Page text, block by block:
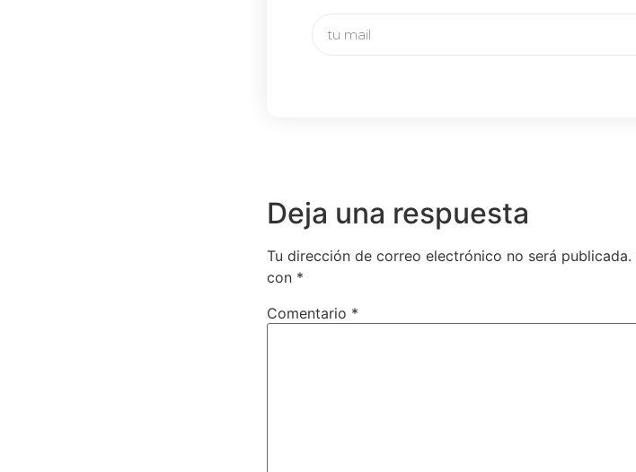
Deja una respuesta
Tu dirección de correo electrónico no será publicada.
con *
Comentario *